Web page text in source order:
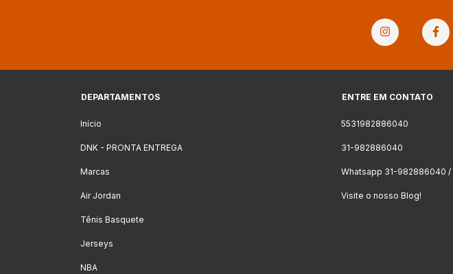
DEPARTAMENTOS
Início
DNK - PRONTA ENTREGA
Marcas
Air Jordan
Tênis Basquete
Jerseys
NBA
ENTRE EM CONTATO
5531982886040
31-982886040
Whatsapp 31-982886040 /
Visite o nosso Blog!